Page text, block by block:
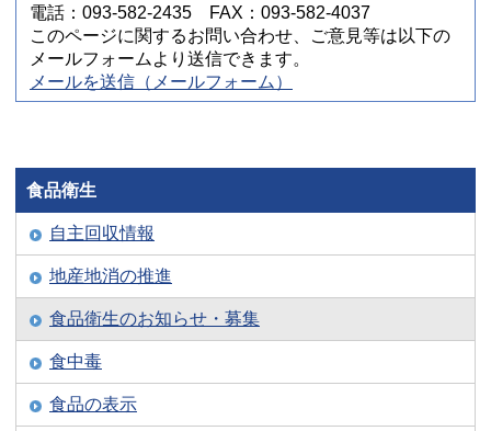
電話：093-582-2435 FAX：093-582-4037
このページに関するお問い合わせ、ご意見等は以下の
メールフォームより送信できます。
メールを送信（メールフォーム）
食品衛生
自主回収情報
地産地消の推進
食品衛生のお知らせ・募集
食中毒
食品の表示